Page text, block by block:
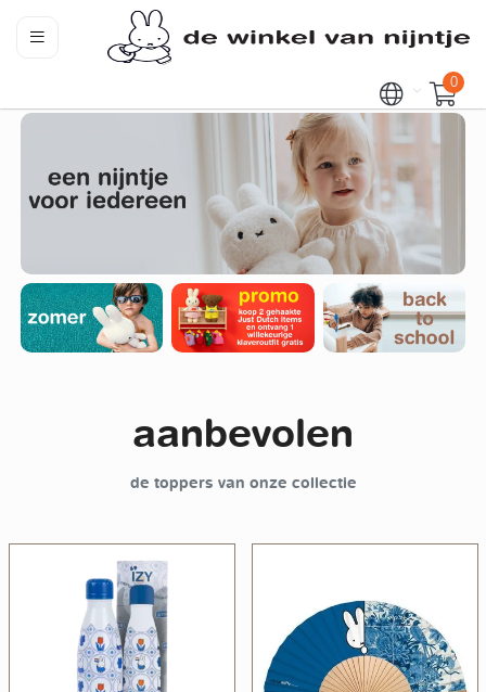
0
aanbevolen
de toppers van onze collectie